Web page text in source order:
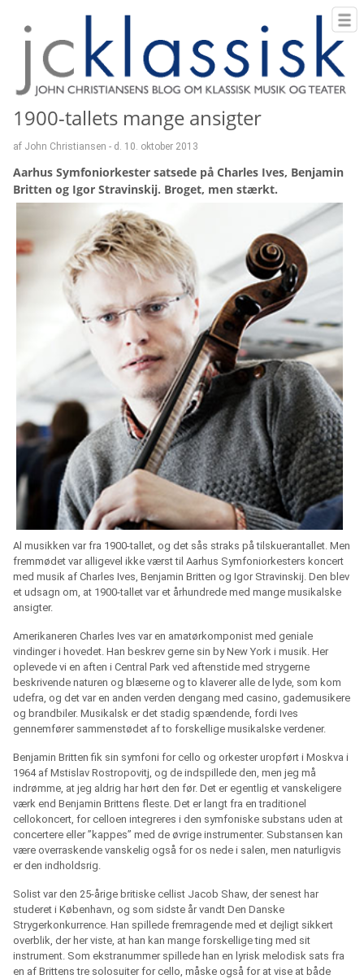
1900-tallets mange ansigter
af John Christiansen - d. 10. oktober 2013
Aarhus Symfoniorkester satsede på Charles Ives, Benjamin
Britten og Igor Stravinskij. Broget, men stærkt.
Al musikken var fra 1900-tallet, og det sås straks på tilskuerantallet. Men
fremmødet var alligevel ikke værst til Aarhus Symfoniorkesters koncert
med musik af Charles Ives, Benjamin Britten og Igor Stravinskij. Den blev
et udsagn om, at 1900-tallet var et århundrede med mange musikalske
ansigter.
Amerikaneren Charles Ives var en amatørkomponist med geniale
vindinger i hovedet. Han beskrev gerne sin by New York i musik. Her
oplevede vi en aften i Central Park ved aftenstide med strygerne
beskrivende naturen og blæserne og to klaverer alle de lyde, som kom
udefra, og det var en anden verden dengang med casino, gademusikere
og brandbiler. Musikalsk er det stadig spændende, fordi Ives
gennemfører sammenstødet af to forskellige musikalske verdener.
Benjamin Britten fik sin symfoni for cello og orkester uropført i Moskva i
1964 af Mstislav Rostropovitj, og de indspillede den, men jeg må
indrømme, at jeg aldrig har hørt den før. Det er egentlig et vanskeligere
værk end Benjamin Brittens fleste. Det er langt fra en traditionel
cellokoncert, for celloen integreres i den symfoniske substans uden at
concertere eller ”kappes” med de øvrige instrumenter. Substansen kan
være overraskende vanskelig også for os nede i salen, men naturligvis
er den indholdsrig.
Solist var den 25-årige britiske cellist Jacob Shaw, der senest har
studeret i København, og som sidste år vandt Den Danske
Strygerkonkurrence. Han spillede fremragende med et dejligt sikkert
overblik, der her viste, at han kan mange forskellige ting med sit
instrument. Som ekstranummer spillede han en lyrisk melodisk sats fra
en af Brittens tre solosuiter for cello, måske også for at vise at både